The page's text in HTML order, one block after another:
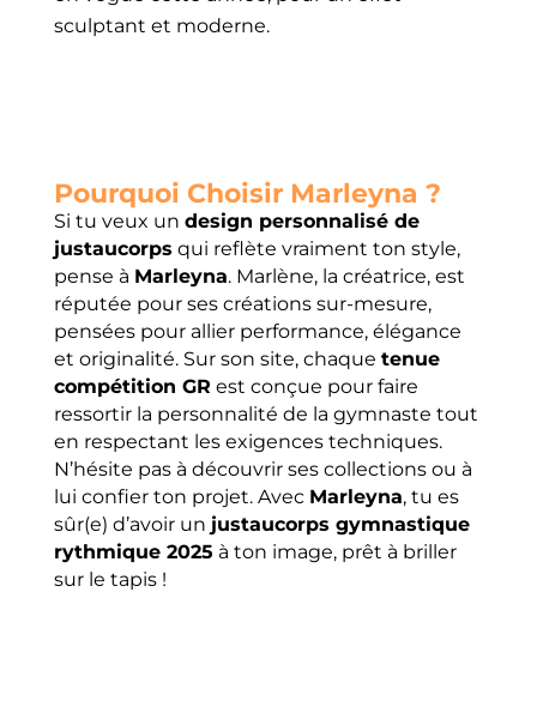
sculptant et moderne.
Pourquoi Choisir Marleyna ?
Si tu veux un design personnalisé de
justaucorps qui reflète vraiment ton style,
pense à Marleyna. Marlène, la créatrice, est
réputée pour ses créations sur-mesure,
pensées pour allier performance, élégance
et originalité. Sur son site, chaque tenue
compétition GR est conçue pour faire
ressortir la personnalité de la gymnaste tout
en respectant les exigences techniques.
N’hésite pas à découvrir ses collections ou à
lui confier ton projet. Avec Marleyna, tu es
sûr(e) d’avoir un justaucorps gymnastique
rythmique 2025 à ton image, prêt à briller
sur le tapis !